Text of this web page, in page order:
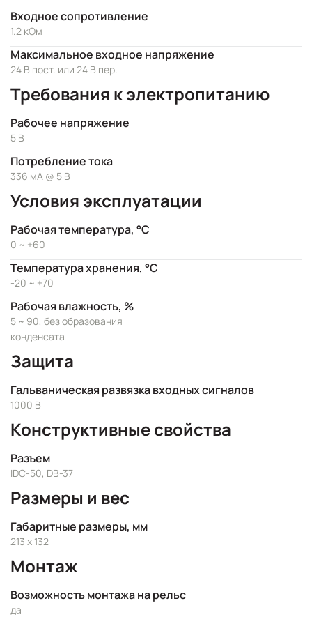
Входное сопротивление
1.2 кОм
Максимальное входное напряжение
24 В пост. или 24 В пер.
Требования к электропитанию
Рабочее напряжение
5 В
Потребление тока
336 мА @ 5 В
Условия эксплуатации
Рабочая температура, °C
0 ~ +60
Температура хранения, °C
-20 ~ +70
Рабочая влажность, %
5 ~ 90, без образования
конденсата
Защита
Гальваническая развязка входных сигналов
1000 В
Конструктивные свойства
Разъем
IDC-50, DB-37
Размеры и вес
Габаритные размеры, мм
213 x 132
Монтаж
Возможность монтажа на рельс
да